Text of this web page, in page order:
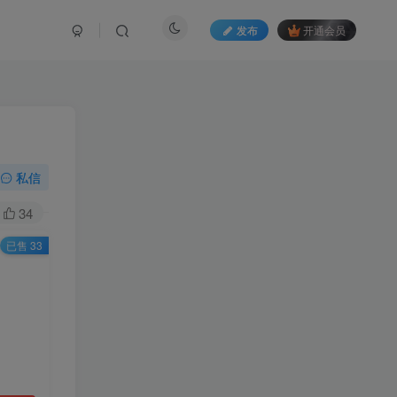
发布 开通会员
私信
34
已售 33